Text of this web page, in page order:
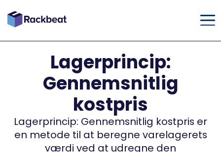
Lagerprincip:
Gennemsnitlig
kostpris
Lagerprincip: Gennemsnitlig kostpris er
en metode til at beregne varelagerets
værdi ved at udregne den